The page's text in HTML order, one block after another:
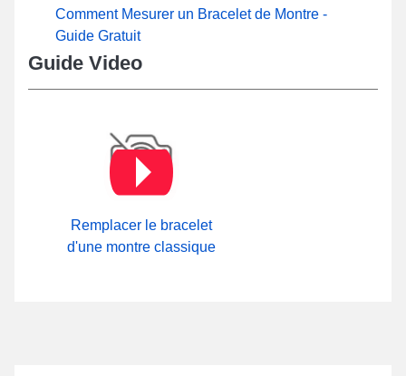
En employant notre
rubrique Outil de démontage rapide pas cher
être sorti méticuleusement. Arborant une boucle ardillon
avec du silicone. Explorez tous les fermoirs similaires à l'intérieur
Comment Mesurer un Bracelet de Montre -
Guide Gratuit
Guide Video
Remplacer le bracelet
d'une montre classique